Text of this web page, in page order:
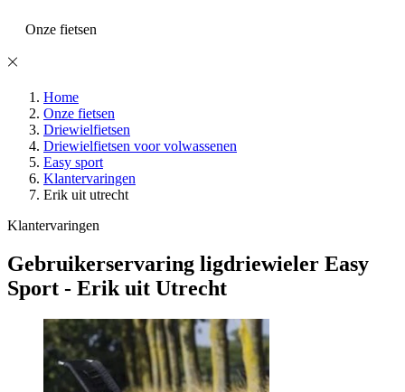
Onze fietsen
Home
Onze fietsen
Driewielfietsen
Driewielfietsen voor volwassenen
Easy sport
Klantervaringen
Erik uit utrecht
Klantervaringen
Gebruikerservaring ligdriewieler Easy
Sport - Erik uit Utrecht